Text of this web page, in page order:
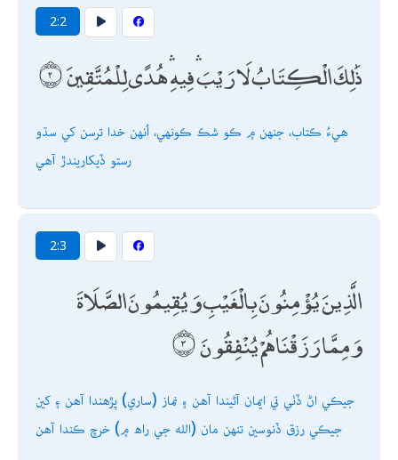
2:2
ذَٰلِكَ الْكِتَابُ لَا رَيْبَ ۛ فِيهِ ۛ هُدًى لِلْمُتَّقِينَ
ھيءُ ڪتاب، جنھن ۾ ڪو شڪ ڪونھي، اُنھن خدا ترسن کي سڌو
رستو ڏيکاريندڙ آھي
2:3
الَّذِينَ يُؤْمِنُونَ بِالْغَيْبِ وَيُقِيمُونَ الصَّلَاةَ
وَمِمَّا رَزَقْنَاهُمْ يُنْفِقُونَ
جيڪي اڻ ڏٺي تي ايمان آڻيندا آھن ۽ نماز (ساري) پڙھندا آھن ۽ کين
جيڪي رزق ڏنوسين تنھن مان (الله جي راھ ۾) خرچ ڪندا آھن